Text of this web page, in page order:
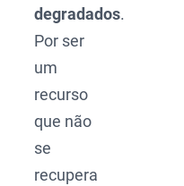
degradados.
Por ser
um
recurso
que não
se
recupera